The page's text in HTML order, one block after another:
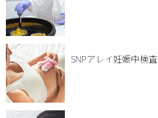
SNPアレイ妊娠中検査